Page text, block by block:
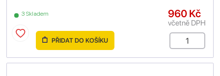
3 Skladem 960 Kč
včetně DPH
PŘIDAT DO KOŠÍKU